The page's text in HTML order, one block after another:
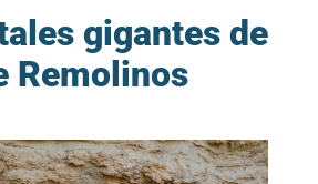
gigantes de
Remolinos